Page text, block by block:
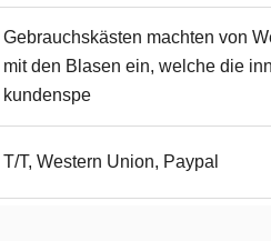
Gebrauchskästen machten von
mit den Blasen ein, welche die
kundenspe
T/T, Western Union, Paypal